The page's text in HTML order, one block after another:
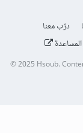
درّب معنا
© 2025 Hsoub.